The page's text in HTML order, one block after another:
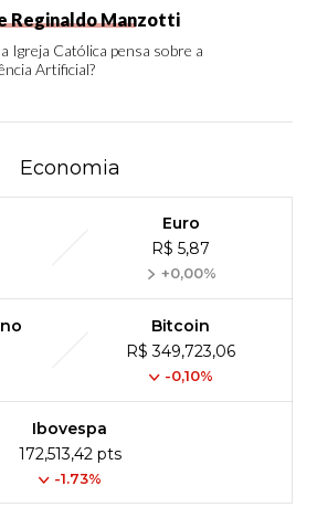
Reginaldo Manzotti
Igreja Católica pensa sobre a
Artificial?
Economia
Euro
R$ 5,87
+0,00%
Bitcoin
R$ 349,723,06
-0,10%
Ibovespa
172,513,42 pts
-1.73%